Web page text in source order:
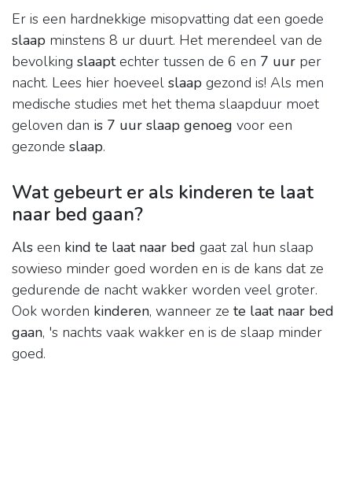
Er is een hardnekkige misopvatting dat een goede
slaap minstens 8 ur duurt. Het merendeel van de
bevolking slaaptechter tussen de 6 en 7 uur per
nacht. Lees hier hoeveel slaap gezond is! Als men
medische studies met het thema slaapduur moet
geloven dan is 7 uur slaap genoeg voor een
gezonde slaap.
Wat gebeurt er als kinderen te laat
naar bed gaan?
Als een kind te laat naar bed gaat zal hun slaap
sowieso minder goed worden en is de kans dat ze
gedurende de nacht wakker worden veel groter.
Ook worden kinderen, wanneer ze te laat naar bed
gaan, 's nachts vaak wakker en is de slaap minder
goed.